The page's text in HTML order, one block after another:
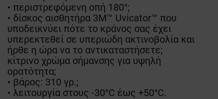
• περιστρεφόμενη οπή 180°;
• δίσκος αισθητήρα 3M™ Uvicator™ που
υποδεικνύει πότε το κράνος σας έχει
υπερεκτεθεί σε υπεριώδη ακτινοβολία και
ήρθε η ώρα να το αντικαταστήσετε;
κίτρινο χρώμα σήμανσης για υψηλή
ορατότητα;
• βάρος: 310 γρ.;
• λειτουργία στους -30°C έως +50°C.